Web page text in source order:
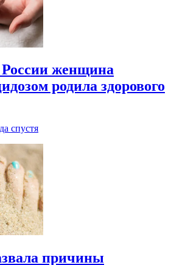
женщина
родила здорового
спустя
причины